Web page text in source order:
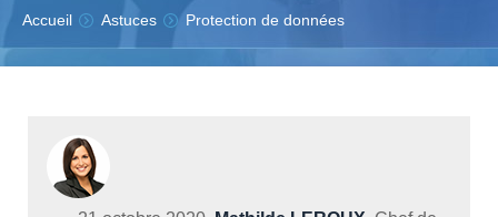
Contactez-nous
Vous êtes ici :
Accueil Astuces Protection de données